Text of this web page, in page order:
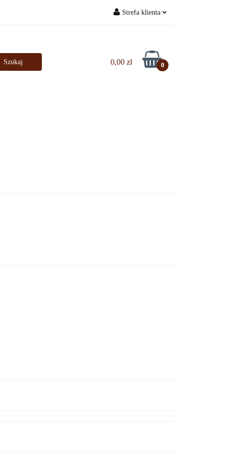
Strefa klienta
Zarejestruj się
Dodaj zgłoszenie
0,00 zł 0